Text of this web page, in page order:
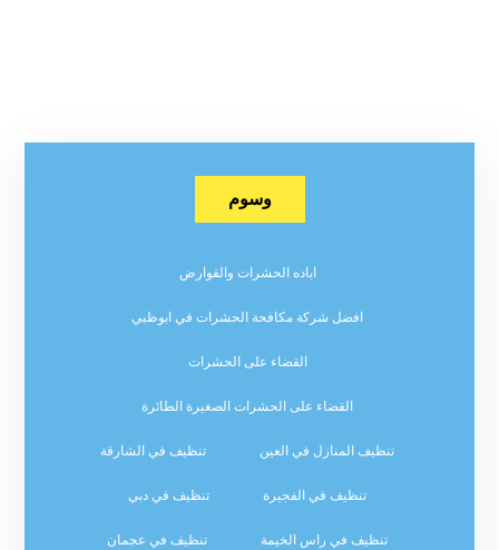
وسوم
اباده الحشرات والقوارض
افضل شركة مكافحة الحشرات في ابوظبي
القضاء على الحشرات
القضاء على الحشرات الصغيرة الطائرة
تنظيف المنازل في العين تنظيف في الشارقة
تنظيف في الفجيرة تنظيف في دبي
تنظيف في راس الخيمة تنظيف في عجمان